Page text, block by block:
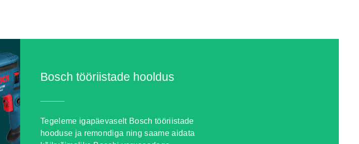
Bosch tööriistade hooldus
Tegeleme igapäevaselt Bosch tööriistade
hooduse ja remondiga ning saame aidata